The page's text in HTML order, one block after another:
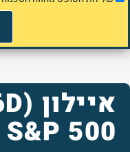
500 S&P פי 3